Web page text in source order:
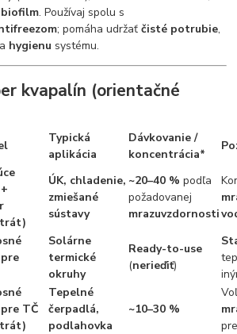
biofilm. Používaj spolu s
; pomáha udržaťčisté potrubie,
hygienu systému.
kvapalín (orientačné
Typická
aplikácia
Dávkovanie /
koncentrácia*
ÚK, chladenie,
zmiešané
sústavy
~20–40 % podľa
požadovanej
mrazuvzdornosti
Solárne
termické
okruhy
Ready-to-use
(nerieďiť)
TČ
Tepelné
čerpadlá,
podlahovka
~10–30 %